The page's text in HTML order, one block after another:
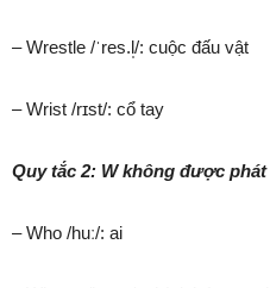
– Wrestle /ˈres.l̩/: cuộc đấu vật
– Wrist /rɪst/: cổ tay
Quy tắc 2: W không được
– Who /huː/: ai